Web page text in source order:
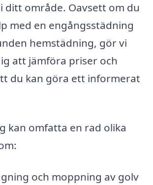
ditt område. Oavsett om du
med en engångsstädning
hemstädning, gör vi
att jämföra priser och
du kan göra ett informerat
kan omfatta en rad olika
och moppning av golv